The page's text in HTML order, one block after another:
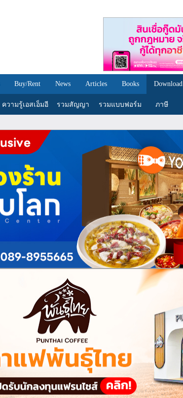
Buy/Rent News Articles Books Download
ความรู้เอสเอ็มอี รวมสัญญา รวมแบบฟอร์ม ภาษี